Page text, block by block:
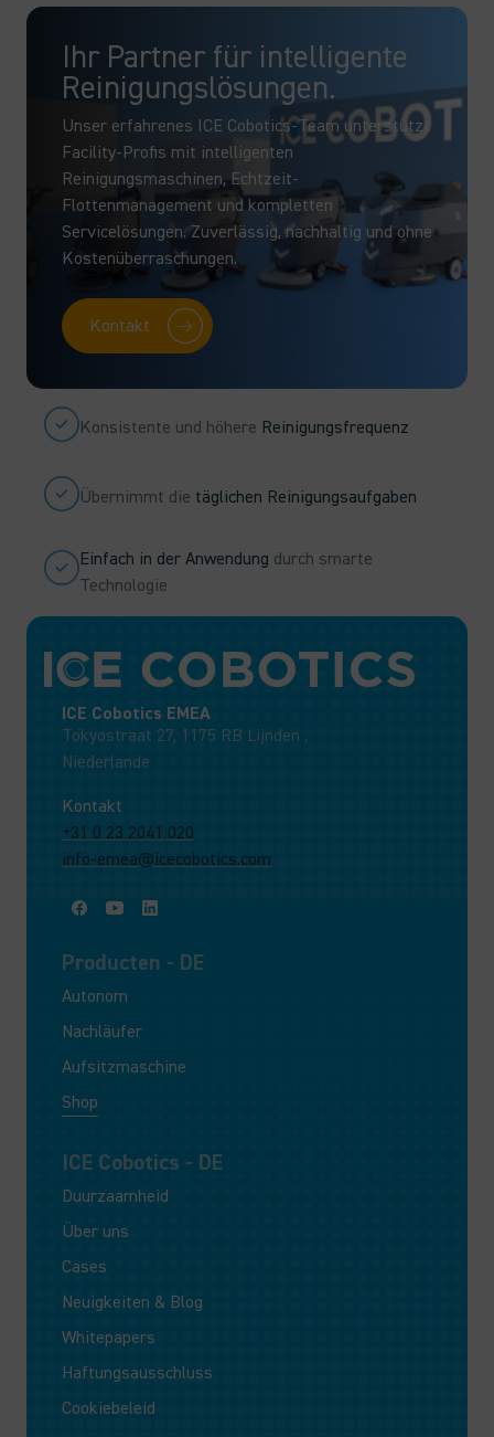
Ihr Partner für intelligente
Reinigungslösungen.
Unser erfahrenes ICE Cobotics-Team unterstützt
Facility-Profis mit intelligenten
Reinigungsmaschinen, Echtzeit-
Flottenmanagement und kompletten
Servicelösungen. Zuverlässig, nachhaltig und ohne
Kostenüberraschungen.
Kontakt
Konsistente und höhere Reinigungsfrequenz
Übernimmt die täglichen Reinigungsaufgaben
Einfach in der Anwendung durch smarte
Technologie
ICE Cobotics EMEA
Tokyostraat 27, 1175 RB Lijnden ,
Niederlande
Kontakt
+31 0 23 2041 020
info-emea@icecobotics.com
Producten - DE
Autonom
Nachläufer
Aufsitzmaschine
Shop
ICE Cobotics - DE
Duurzaamheid
Über uns
Cases
Neuigkeiten & Blog
Whitepapers
Haftungsausschluss
Cookiebeleid